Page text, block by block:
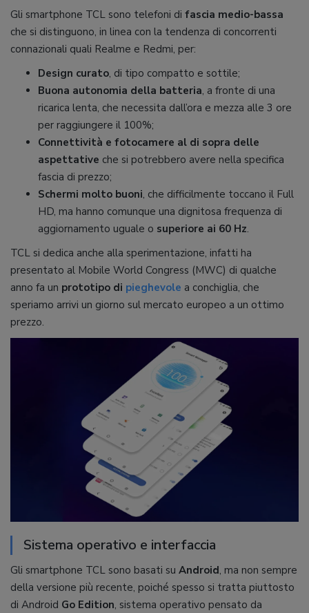
Gli smartphone TCL sono telefoni di fascia medio-bassa
che si distinguono, in linea con la tendenza di concorrenti
connazionali quali Realme e Redmi, per:
Design curato, di tipo compatto e sottile;
Buona autonomia della batteria, a fronte di una
ricarica lenta, che necessita dall’ora e mezza alle 3 ore
per raggiungere il 100%;
Connettività e fotocamere al di sopra delle
aspettative che si potrebbero avere nella specifica
fascia di prezzo;
Schermi molto buoni, che difficilmente toccano il Full
HD, ma hanno comunque una dignitosa frequenza di
aggiornamento uguale o superiore ai 60 Hz.
TCL si dedica anche alla sperimentazione, infatti ha
presentato al Mobile World Congress (MWC) di qualche
anno fa un prototipo di pieghevole a conchiglia, che
speriamo arrivi un giorno sul mercato europeo a un ottimo
prezzo.
Sistema operativo e interfaccia
Gli smartphone TCL sono basati su Android, ma non sempre
della versione più recente, poiché spesso si tratta piuttosto
di Android Go Edition, sistema operativo pensato da